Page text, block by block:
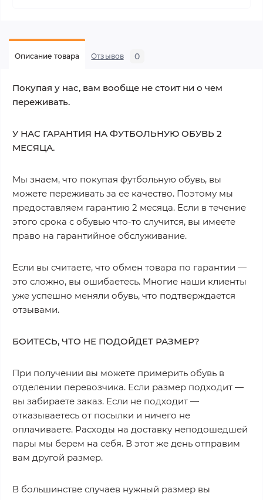
Описание товара Отзывов 0
Покупая у нас, вам вообще не стоит ни о чем
переживать.
У НАС ГАРАНТИЯ НА ФУТБОЛЬНУЮ ОБУВЬ 2
МЕСЯЦА.
Мы знаем, что покупая футбольную обувь, вы
можете переживать за ее качество. Поэтому мы
предоставляем гарантию 2 месяца. Если в течение
этого срока с обувью что-то случится, вы имеете
право на гарантийное обслуживание.
Если вы считаете, что обмен товара по гарантии —
это сложно, вы ошибаетесь. Многие наши клиенты
уже успешно меняли обувь, что подтверждается
отзывами.
БОИТЕСЬ, ЧТО НЕ ПОДОЙДЕТ РАЗМЕР?
При получении вы можете примерить обувь в
отделении перевозчика. Если размер подходит —
вы забираете заказ. Если не подходит —
отказываетесь от посылки и ничего не
оплачиваете. Расходы на доставку неподошедшей
пары мы берем на себя. В этот же день отправим
вам другой размер.
В большинстве случаев нужный размер вы